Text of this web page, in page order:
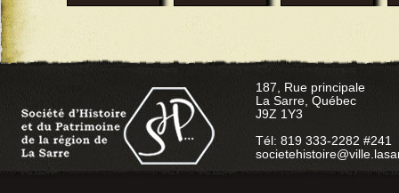
187, Rue principale
La Sarre, Québec
J9Z 1Y3
Tél: 819 333-2282 #241